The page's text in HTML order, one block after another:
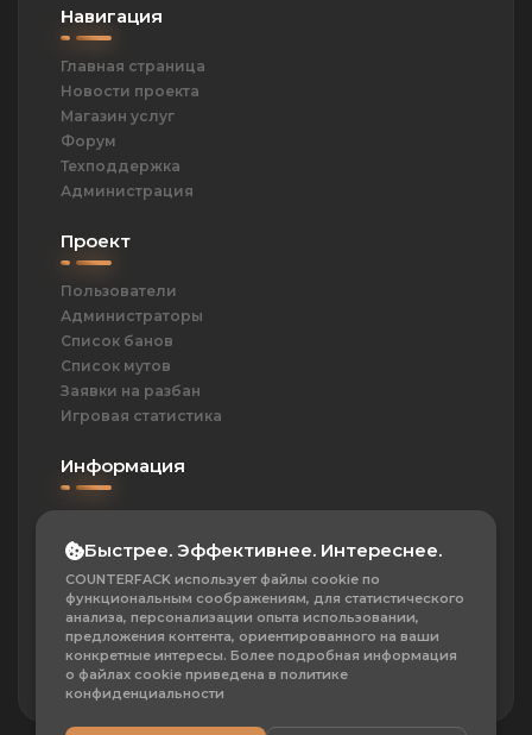
Навигация
Главная страница
Новости проекта
Магазин услуг
Форум
Техподдержка
Администрация
Проект
Пользователи
Администраторы
Список банов
Список мутов
Заявки на разбан
Игровая статистика
Информация
ОПД
Политика
Контакты
Частые вопросы
О проекте
Сотрудничество
Быстрее. Эффективнее. Интереснее.
COUNTERFACK использует файлы cookie по
функциональным соображениям, для статистического
анализа, персонализации опыта использовании,
предложения контента, ориентированного на ваши
конкретные интересы. Более подробная информация
о файлах cookie приведена в политике
конфиденциальности